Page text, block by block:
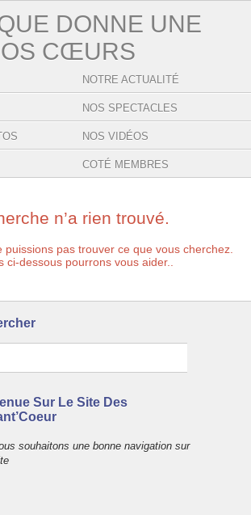
DONNE UNE
CŒURS
NOTRE ACTUALITÉ
NOS SPECTACLES
NOS VIDÉOS
COTÉ MEMBRES
n’a rien trouvé.
puissions pas trouver ce que vous cherchez.
ci-dessous pourrons vous aider..
Sur Le Site Des
souhaitons une bonne navigation sur